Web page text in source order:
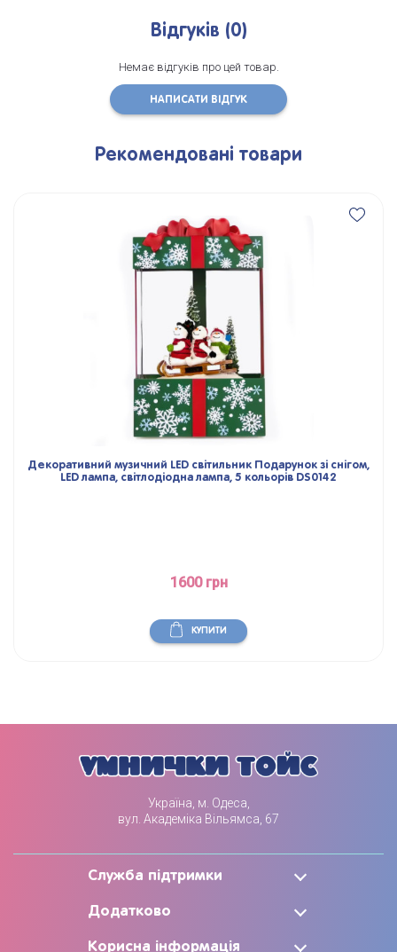
Відгуків (0)
Немає відгуків про цей товар.
НАПИСАТИ ВІДГУК
Рекомендовані товари
Декоративний музичний LED світильник Подарунок зі снігом,
LED лампа, світлодіодна лампа, 5 кольорів DS0142
1600 грн
КУПИТИ
Україна, м. Одеса,
вул. Академіка Вільямса, 67
Служба підтримки
Додатково
Корисна інформація